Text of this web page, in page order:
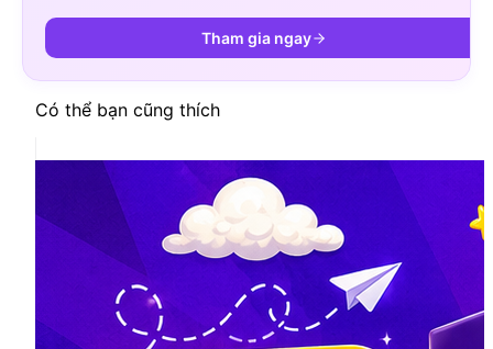
Tham gia ngay
Có thể bạn cũng thích